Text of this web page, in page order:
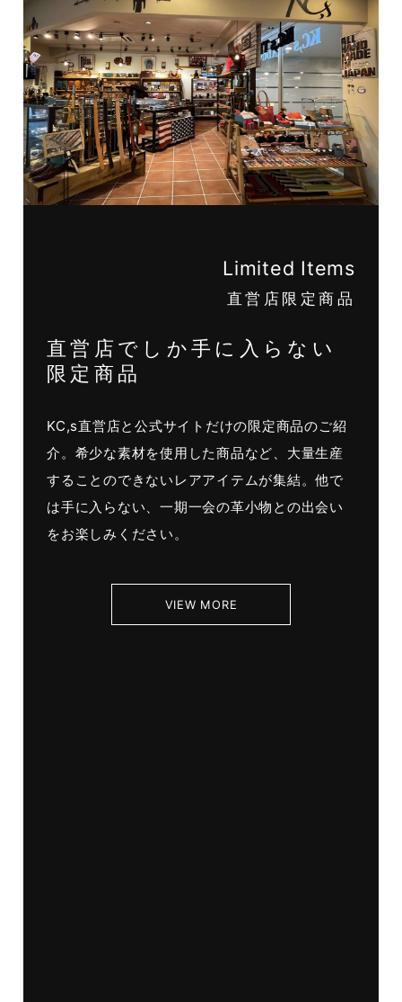
Limited Items
直営店限定商品
直営店でしか手に入らない
限定商品
KC,s直営店と公式サイトだけの限定商品のご紹
介。希少な素材を使用した商品など、大量生産
することのできないレアアイテムが集結。他で
は手に入らない、一期一会の革小物との出会い
をお楽しみください。
VIEW MORE